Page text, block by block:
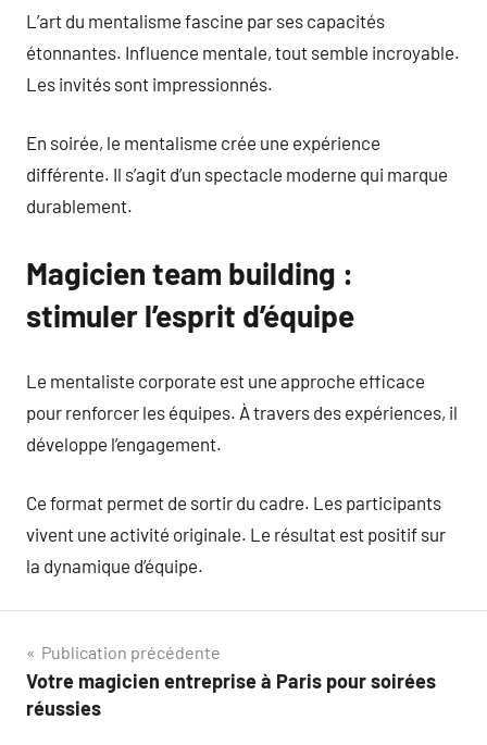
L’art du mentalisme fascine par ses capacités
étonnantes. Influence mentale, tout semble incroyable.
Les invités sont impressionnés.
En soirée, le mentalisme crée une expérience
différente. Il s’agit d’un spectacle moderne qui marque
durablement.
Magicien team building :
stimuler l’esprit d’équipe
Le mentaliste corporate est une approche efficace
pour renforcer les équipes. À travers des expériences, il
développe l’engagement.
Ce format permet de sortir du cadre. Les participants
vivent une activité originale. Le résultat est positif sur
la dynamique d’équipe.
Navigation
de
Publication précédente
Votre magicien entreprise à Paris pour soirées
réussies